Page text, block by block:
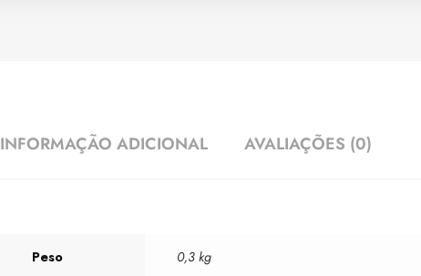
INFORMAÇÃO ADICIONAL AVALIAÇÕES (0)
Peso 0,3 kg